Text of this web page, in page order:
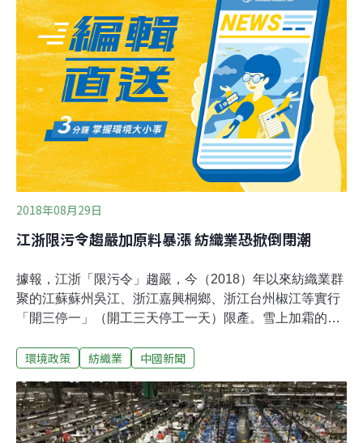
2018年08月29日
江浙限污令趨嚴加原料暴漲 紡織業恐掀倒閉潮
據報，江浙「限污令」趨嚴，今（2018）年以來紡織業群
聚的江蘇蘇州吳江、浙江嘉興桐鄉、浙江台州椒江等實行
「開三停一」（開工三天停工一天）限產。雪上加霜的
機翻倍漲價，但下游成衣消費端價格疲弱，衝擊最大的就
閉潮。不過，台州市椒江區紡織行業協會負責人表示，生
產型企業就是工廠不能停，因為有員工、機器設備和銀行
融資等多方面的負擔，一旦工廠停產，對其融資、對底下
環境政策 紡織業 中國新聞